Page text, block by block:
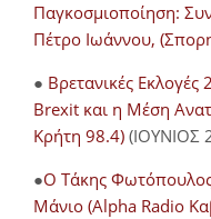
Παγκοσμιοποίηση:
Πέτρο Ιωάννου,
● Βρετανικές
Brexit και η Μέση
Κρήτη 98.4) (ΙΟΥΝΙΟΣ
●O Τάκης Φωτόπουλος
Μάνιο (Alpha Radio